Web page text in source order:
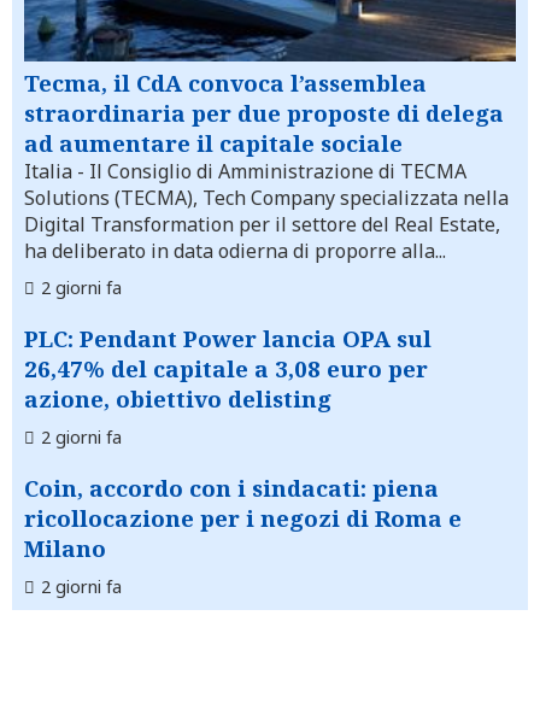
Tecma, il CdA convoca l’assemblea
straordinaria per due proposte di delega
ad aumentare il capitale sociale
Italia - Il Consiglio di Amministrazione di TECMA
Solutions (TECMA), Tech Company specializzata nella
Digital Transformation per il settore del Real Estate,
ha deliberato in data odierna di proporre alla...
2 giorni fa
PLC: Pendant Power lancia OPA sul
26,47% del capitale a 3,08 euro per
azione, obiettivo delisting
2 giorni fa
Coin, accordo con i sindacati: piena
ricollocazione per i negozi di Roma e
Milano
2 giorni fa